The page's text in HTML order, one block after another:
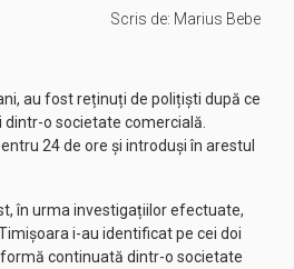
Scris de: Marius Bebe
au fost reținuți de polițiști după ce
o societate comercială.
24 de ore și introduși în arestul
în urma investigațiilor efectuate,
i-au identificat pe cei doi
continuată dintr-o societate